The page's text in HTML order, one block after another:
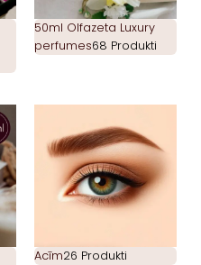
50ml Olfazeta Luxury
perfumes68 Produkti
Acīm26 Produkti